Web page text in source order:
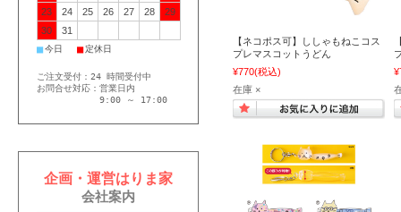
【ネコポス可】ししゃもねこコス
プレマスコットうどん
¥770(税込)
在庫 ×
23
24 25 26 27 28
29
30
31
■今日 ■定休日
ご注文受付：24 時間受付中
お問合せ対応：営業日内
9:00 ～ 17:00
企画・運営はりま家
会社案内